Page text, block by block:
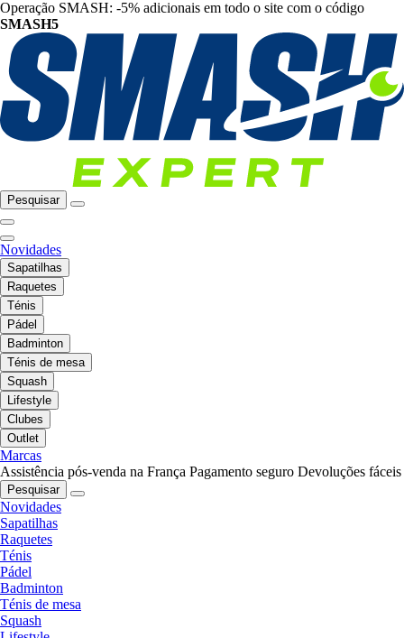
Operação SMASH: -5% adicionais em todo o site com o código
SMASH5
Pesquisar
Novidades
Sapatilhas
Raquetes
Ténis
Pádel
Badminton
Ténis de mesa
Squash
Lifestyle
Clubes
Outlet
Marcas
Assistência pós-venda na França Pagamento seguro Devoluções fáceis
Pesquisar
Novidades
Sapatilhas
Raquetes
Ténis
Pádel
Badminton
Ténis de mesa
Squash